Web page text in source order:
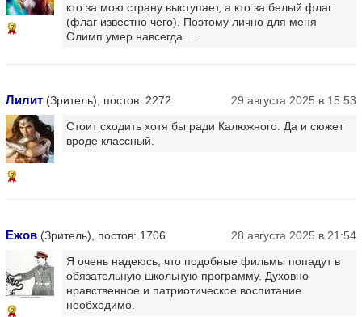
7
кто за мою страну выступает, а кто за белый флаг
(флаг известно чего). Поэтому лично для меня
Олимп умер навсегда ....
Лилит (Зритель), постов: 2272 29 августа 2025 в 15:53
7
Стоит сходить хотя бы ради Калюжного. Да и сюжет
вроде классный.
Ежов (Зритель), постов: 1706 28 августа 2025 в 21:54
2
Я очень надеюсь, что подобные фильмы попадут в
обязательную школьную программу. Духовно
нравственное и патриотическое воспитание
необходимо.